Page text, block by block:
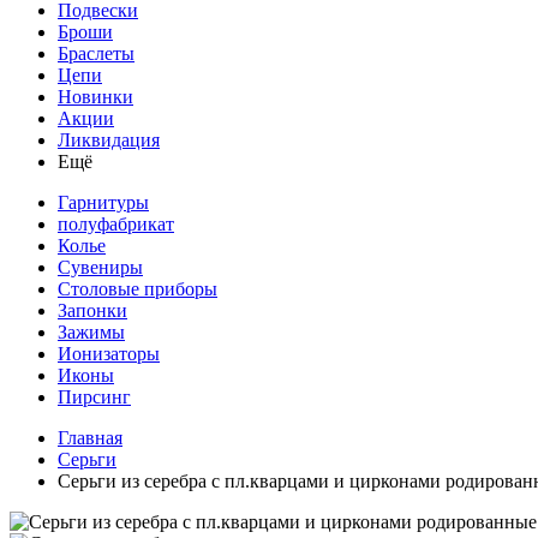
Подвески
Броши
Браслеты
Цепи
Новинки
Акции
Ликвидация
Ещё
Гарнитуры
полуфабрикат
Колье
Сувениры
Столовые приборы
Запонки
Зажимы
Ионизаторы
Иконы
Пирсинг
Главная
Серьги
Серьги из серебра с пл.кварцами и цирконами